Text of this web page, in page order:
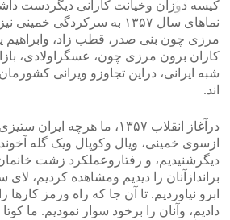
کیسه دوزان وخیانت کارانی دیگردست
نماهای سال ۱۳۵۷ به سرکردگی
مرزی چون بنی صدر، قطب زاد، وابراهیم
کاران برون مرزی چون، عسگراولادی،
شبه ایرانی، دراین تجاوزو ویرانی
اند.
درآغاز انقلاب ۱۳۵۷، ما هرچه
ازسوی خمینی، ویال وکوپال ویک گله
دیگرشنیدیم، و رفتاروعملکرد زشت
براندازآنان را دیدیم ومشاهده کردیم،
ابرو نیاوردیم. تا آن جا که راه ورمز کارها
دادیم، وآنان را برخود سوار نمودیم. ما
<